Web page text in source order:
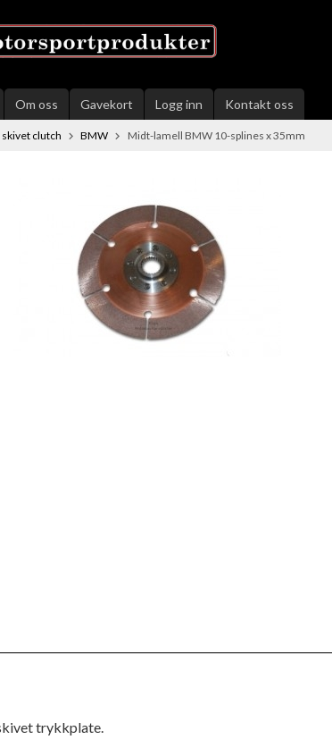
Om oss Gavekort Logg inn Kontakt oss
skivet clutch BMW Midt-lamell BMW 10-splines x 35mm
trykkplate.